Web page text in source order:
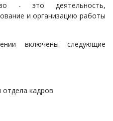
- это деятельность,
и организацию работы
включены следующие
кадров